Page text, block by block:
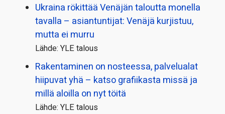
Ukraina rökittää Venäjän taloutta monella
tavalla – asiantuntijat: Venäjä kurjistuu,
mutta ei murru
Lähde: YLE talous
Rakentaminen on nosteessa, palvelualat
hiipuvat yhä – katso grafiikasta missä ja
millä aloilla on nyt töitä
Lähde: YLE talous